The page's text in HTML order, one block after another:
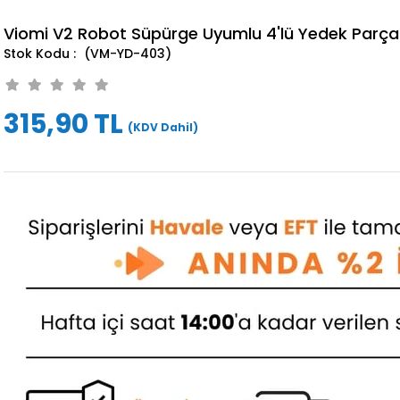
Viomi V2 Robot Süpürge Uyumlu 4'lü Yedek
(VM-YD-403)
315,90 TL (KDV Dahil)